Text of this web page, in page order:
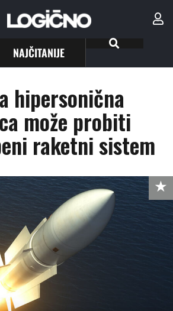
NAJČITANIJE
hipersonična
može probiti
raketni sistem